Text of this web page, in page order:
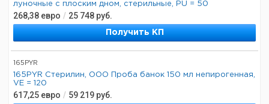
луночные с плоским дном, стерильные, PU = 50
268,38 евро / 25 748 руб.
Получить КП
165PYR
165PYR Стерилин, ООО Проба банок 150 мл непирогенная,
VE = 120
617,25 евро / 59 219 руб.